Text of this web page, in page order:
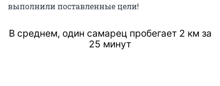
выполнили поставленные цели!
В среднем, один самарец пробегает 2 км за
25 минут